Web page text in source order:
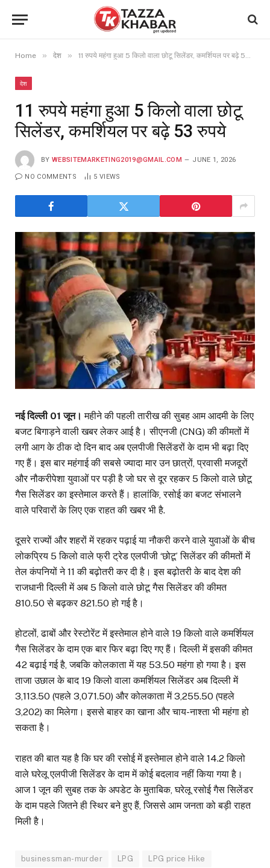
Home » देश » 11 रुपये महंगा हुआ 5 किलो वाला छोटू सिलेंडर, कमर्शियल पर बढ़े 53 रुपये
देश
11 रुपये महंगा हुआ 5 किलो वाला छोटू
सिलेंडर, कमर्शियल पर बढ़े 53 रुपये
BY WEBSITEMARKETING2019@GMAIL.COM JUNE 1, 2026
NO COMMENTS 5 VIEWS
नई दिल्ली 01 जून।महीने की पहली तारीख की सुबह आम आदमी के लिए
बजट बिगाड़ने वाली खबर लेकर आई है। सीएनजी (CNG) की कीमतों में
लगी आग के ठीक दो दिन बाद अब एलपीजी सिलेंडरों के दाम भी बढ़ा दिए
गए हैं। इस बार महंगाई की सबसे ज्यादा मार उन छात्रों, प्रवासी मजदूरों
और नौकरीपेशा युवाओं पर पड़ी है जो घर से दूर रहकर 5 किलो वाले छोटू
गैस सिलेंडर का इस्तेमाल करते हैं। हालांकि, रसोई का बजट संभालने
वाले परिवारों के लिए एक राहत की खबर भी है.
दूसरे राज्यों और शहरों में रहकर पढ़ाई या नौकरी करने वाले युवाओं के बीच
लोकप्रिय 5 किलो वाले फ्री ट्रेड एलपीजी ‘छोटू’ सिलेंडर की कीमतों में
तेल कंपनियों ने ₹11 की बढ़ोतरी कर दी है। इस बढ़ोतरी के बाद देश की
राजधानी दिल्ली में अब 5 किलो वाले छोटू गैस सिलेंडर की कीमत
₹810.50 से बढ़कर ₹821.50 हो गई है।
होटलों, ढाबों और रेस्टोरेंट में इस्तेमाल होने वाले 19 किलो वाले कमर्शियल
गैस सिलेंडर के दाम एक बार फिर बढ़ा दिए गए हैं। दिल्ली में इसकी कीमत
₹42 बढ़ाई गई है, जबकि कोलकाता में यह ₹53.50 महंगा हो गया है। इस
ताजा उछाल के बाद 19 किलो वाला कमर्शियल सिलेंडर अब दिल्ली में
₹3,113.50 (पहले ₹3,071.50) और कोलकाता में ₹3,255.50 (पहले
₹3,202) का मिलेगा। इससे बाहर का खाना और चाय-नाश्ता भी महंगा हो
सकता है।
राहत की बात यह है कि घर की रसोई में इस्तेमाल होने वाले 14.2 किलो
वाले घरेलू एलपीजी सिलेंडर के दाम में कोई बदलाव नहीं किया गया है।
आज 1 जून की सुबह तक के अपडेट के मुताबिक, घरेलू रसोई गैस सिलेंडर
के दाम पहले जितने ही स्थिर बने हुए हैं, जिससे आम जनता को बड़ी राहत
मिली है।
businessman-murder LPG LPG price Hike